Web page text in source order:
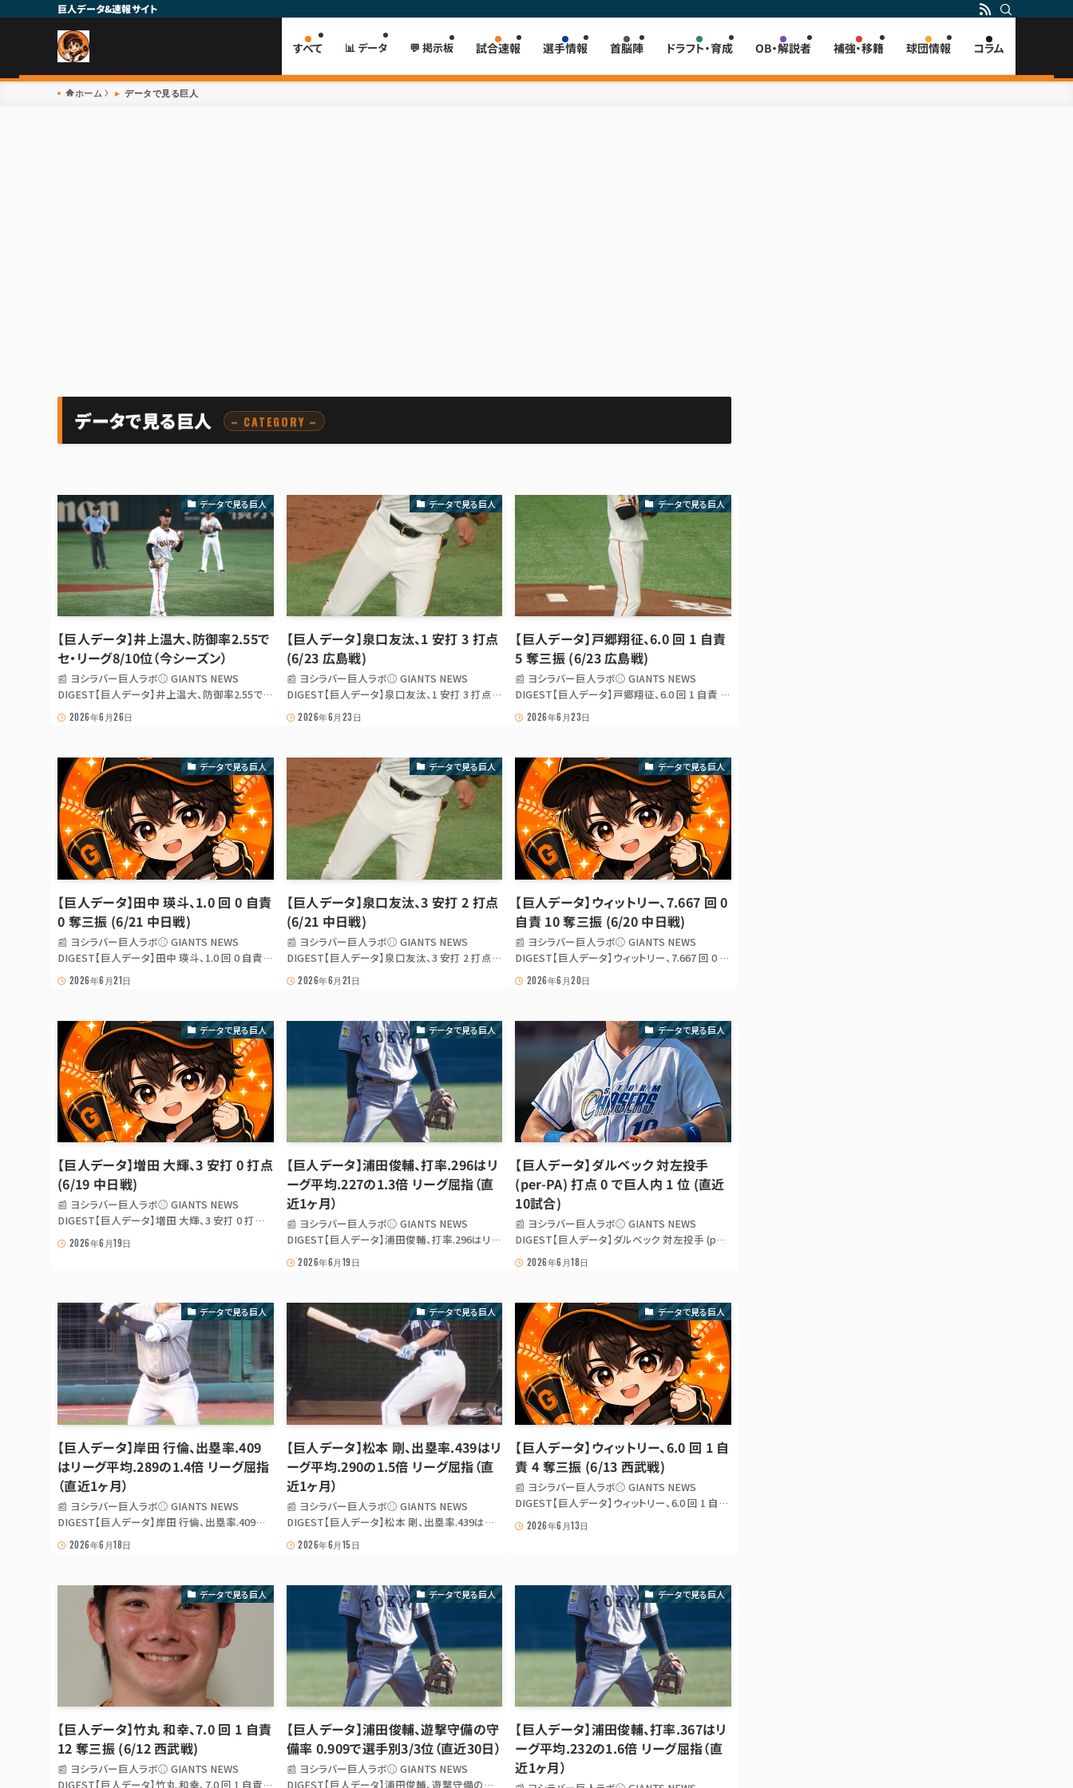
巨人データ&速報サイト
すべて 📊 データ 💬 掲示板 試合速報 選手情報 首脳陣 ドラフト・育成 OB・解説者 補強・移籍 球団情報 コラム
ホーム データで見る巨人
データで見る巨人 – CATEGORY –
データで見る巨人
【巨人データ】井上温大、防御率2.55で
セ・リーグ8/10位（今シーズン）
📰 ヨシラバー巨人ラボ⚾ GIANTS NEWS
DIGEST【巨人データ】井上温大、防御率2.55で
セ・リーグ8/10位（今シーズン） 【巨人データ】井
上温大、防御率2.55でセ・リーグ8/10位（今シー
2.55、セ・リーグ 8/10...
2026年6月26日
データで見る巨人
【巨人データ】泉口友汰、1 安打 3 打点
(6/23 広島戦)
📰 ヨシラバー巨人ラボ⚾ GIANTS NEWS
DIGEST【巨人データ】泉口友汰、1 安打 3 打点
(6/23 広島戦) 【巨人データ】泉口友汰、1 安打 3
打点 (6/23 広島戦) ひとこと 泉口友汰 は今日の
(7-3)。 box score...
2026年6月23日
データで見る巨人
【巨人データ】戸郷翔征、6.0 回 1 自責
5 奪三振 (6/23 広島戦)
📰 ヨシラバー巨人ラボ⚾ GIANTS NEWS
DIGEST【巨人データ】戸郷翔征、6.0 回 1 自責 5
奪三振 (6/23 広島戦) 【巨人データ】戸郷翔征、
6.0 回 1 自責 5 奪三振 (6/23 広島戦) ひとこと 戸
三振 の 好投。 ...
2026年6月23日
データで見る巨人
【巨人データ】田中 瑛斗、1.0 回 0 自責
0 奪三振 (6/21 中日戦)
📰 ヨシラバー巨人ラボ⚾ GIANTS NEWS
DIGEST【巨人データ】田中 瑛斗、1.0 回 0 自責 0
奪三振 (6/21 中日戦) 【巨人データ】田中 瑛斗、
1.0 回 0 自責 0 奪三振 (6/21 中日戦) ひとこと 田
三振 の 好投...
2026年6月21日
データで見る巨人
【巨人データ】泉口友汰、3 安打 2 打点
(6/21 中日戦)
📰 ヨシラバー巨人ラボ⚾ GIANTS NEWS
DIGEST【巨人データ】泉口友汰、3 安打 2 打点
(6/21 中日戦) 【巨人データ】泉口友汰、3 安打 2
打点 (6/21 中日戦) ひとこと 泉口友汰 は今日の
(3-2)。 box score...
2026年6月21日
データで見る巨人
【巨人データ】ウィットリー、7.667 回 0
自責 10 奪三振 (6/20 中日戦)
📰 ヨシラバー巨人ラボ⚾ GIANTS NEWS
DIGEST【巨人データ】ウィットリー、7.667 回 0 自
責 10 奪三振 (6/20 中日戦) 【巨人データ】ウィッ
トリー、7.667 回 0 自責 10 奪三振 (6/20 中日戦)
回 0 自責点 ...
2026年6月20日
データで見る巨人
【巨人データ】増田 大輝、3 安打 0 打点
(6/19 中日戦)
📰 ヨシラバー巨人ラボ⚾ GIANTS NEWS
DIGEST【巨人データ】増田 大輝、3 安打 0 打点
(6/19 中日戦) 【巨人データ】増田 大輝、3 安打 0
打点 (6/19 中日戦) ひとこと 増田 大輝 は今日の
2026年6月19日
データで見る巨人
【巨人データ】浦田俊輔、打率.296はリ
ーグ平均.227の1.3倍 リーグ屈指（直
近1ヶ月）
📰 ヨシラバー巨人ラボ⚾ GIANTS NEWS
DIGEST【巨人データ】浦田俊輔、打率.296はリー
グ平均.227の1.3倍 リーグ屈指（直近1ヶ月） 【巨
人データ】浦田俊輔、打率.296はリーグ平均.227
ーグでも上位のこの ...
2026年6月19日
データで見る巨人
【巨人データ】ダルベック 対左投手
(per-PA) 打点 0 で巨人内 1 位 (直近
10試合)
📰 ヨシラバー巨人ラボ⚾ GIANTS NEWS
DIGEST【巨人データ】ダルベック 対左投手 (per-
PA) 打点 0 で巨人内 1 位 (直近10試合) 【巨人デ
ータ】ダルベック 対左投手 (per-PA) 打点 0 で巨
の 対左投手 打点...
2026年6月18日
データで見る巨人
【巨人データ】岸田 行倫、出塁率.409
はリーグ平均.289の1.4倍 リーグ屈指
（直近1ヶ月）
📰 ヨシラバー巨人ラボ⚾ GIANTS NEWS
DIGEST【巨人データ】岸田 行倫、出塁率.409は
リーグ平均.289の1.4倍 リーグ屈指（直近1ヶ月）
【巨人データ】岸田 行倫、出塁率.409はリーグ平
セ・リーグでも上位の...
2026年6月18日
データで見る巨人
【巨人データ】松本 剛、出塁率.439はリ
ーグ平均.290の1.5倍 リーグ屈指（直
近1ヶ月）
📰 ヨシラバー巨人ラボ⚾ GIANTS NEWS
DIGEST【巨人データ】松本 剛、出塁率.439はリ
ーグ平均.290の1.5倍 リーグ屈指（直近1ヶ月）
【巨人データ】松本 剛、出塁率.439はリーグ平
セ・リーグでも上位のこの...
2026年6月15日
データで見る巨人
【巨人データ】ウィットリー、6.0 回 1 自
責 4 奪三振 (6/13 西武戦)
📰 ヨシラバー巨人ラボ⚾ GIANTS NEWS
DIGEST【巨人データ】ウィットリー、6.0 回 1 自責
4 奪三振 (6/13 西武戦) 【巨人データ】ウィットリ
ー、6.0 回 1 自責 4 奪三振 (6/13 西武戦) ひとこ
2026年6月13日
データで見る巨人
【巨人データ】竹丸 和幸、7.0 回 1 自責
12 奪三振 (6/12 西武戦)
📰 ヨシラバー巨人ラボ⚾ GIANTS NEWS
DIGEST【巨人データ】竹丸 和幸、7.0 回 1 自責
データで見る巨人
【巨人データ】浦田俊輔、遊撃守備の守
備率 0.909で選手別3/3位（直近30日）
📰 ヨシラバー巨人ラボ⚾ GIANTS NEWS
DIGEST【巨人データ】浦田俊輔、遊撃守備の守
データで見る巨人
【巨人データ】浦田俊輔、打率.367はリ
ーグ平均.232の1.6倍 リーグ屈指（直
近1ヶ月）